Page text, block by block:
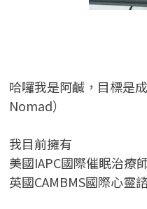
哈囉我是阿鹹，目標是
Nomad）
我目前擁有
美國IAPC國際催眠治療
英國CAMBMS國際心靈